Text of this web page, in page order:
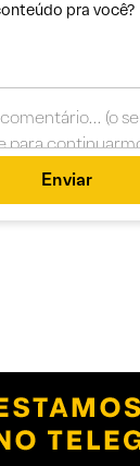
pra você?
Enviar